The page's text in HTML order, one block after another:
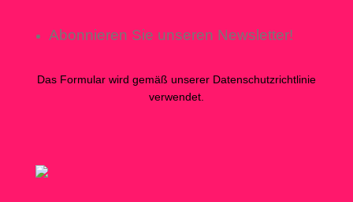
Abonnieren Sie unseren Newsletter!
Das Formular wird gemäß unserer Datenschutzrichtlinie
verwendet.